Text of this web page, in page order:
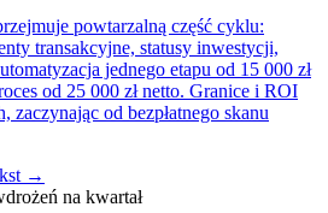
powtarzalną część cyklu:
transakcyjne, statusy inwestycji,
jednego etapu od 15 000 zł
od 25 000 zł netto. Granice i ROI
zaczynając od bezpłatnego skanu
→
na kwartał